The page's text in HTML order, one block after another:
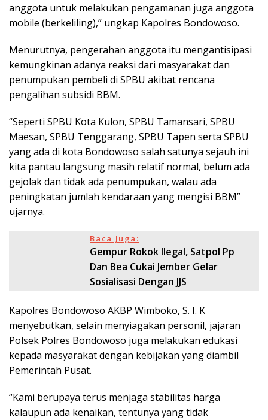
anggota untuk melakukan pengamanan juga anggota
mobile (berkeliling),” ungkap Kapolres Bondowoso.
Menurutnya, pengerahan anggota itu mengantisipasi
kemungkinan adanya reaksi dari masyarakat dan
penumpukan pembeli di SPBU akibat rencana
pengalihan subsidi BBM.
“Seperti SPBU Kota Kulon, SPBU Tamansari, SPBU
Maesan, SPBU Tenggarang, SPBU Tapen serta SPBU
yang ada di kota Bondowoso salah satunya sejauh ini
kita pantau langsung masih relatif normal, belum ada
gejolak dan tidak ada penumpukan, walau ada
peningkatan jumlah kendaraan yang mengisi BBM”
ujarnya.
Baca Juga:
Gempur Rokok Ilegal, Satpol Pp
Dan Bea Cukai Jember Gelar
Sosialisasi Dengan JJS
Kapolres Bondowoso AKBP Wimboko, S. I. K
menyebutkan, selain menyiagakan personil, jajaran
Polsek Polres Bondowoso juga melakukan edukasi
kepada masyarakat dengan kebijakan yang diambil
Pemerintah Pusat.
“Kami berupaya terus menjaga stabilitas harga
kalaupun ada kenaikan, tentunya yang tidak